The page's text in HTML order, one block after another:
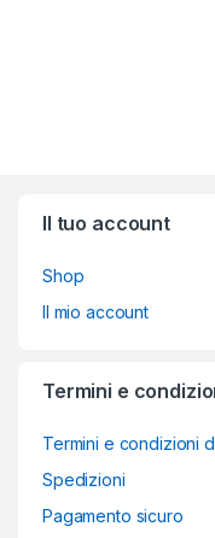
Il tuo account
Shop
Il mio account
Termini e
Termini e condizioni
Spedizioni
Pagamento sicuro